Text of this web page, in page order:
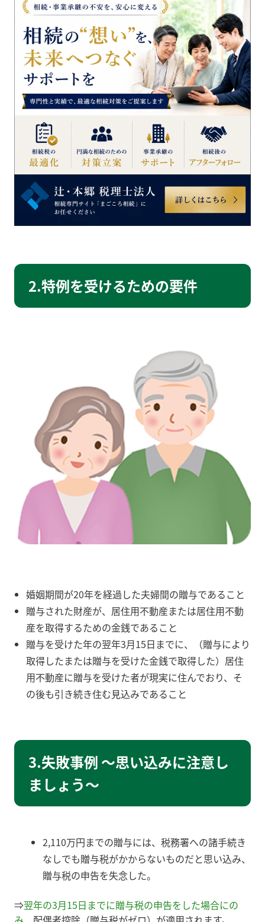
2.特例を受けるための要件
婚姻期間が20年を経過した夫婦間の贈与であること
贈与された財産が、居住用不動産または居住用不動
産を取得するための金銭であること
贈与を受けた年の翌年3月15日までに、（贈与により
取得したまたは贈与を受けた金銭で取得した）居住
用不動産に贈与を受けた者が現実に住んでおり、そ
の後も引き続き住む見込みであること
3.失敗事例 ～思い込みに注意し
ましょう～
2,110万円までの贈与には、税務署への諸手続き
なしでも贈与税がかからないものだと思い込み、
贈与税の申告を失念した。
⇒翌年の3月15日までに贈与税の申告をした場合にの